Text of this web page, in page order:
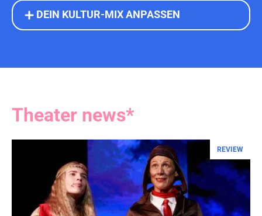
DEIN KULTUR-MIX ANPASSEN
Theater news*
REVIEW